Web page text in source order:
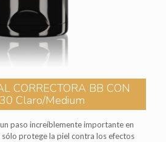
CORRECTORA BB CON
Claro/Medium
un paso increíblemente importante en
sólo protege la piel contra los efectos